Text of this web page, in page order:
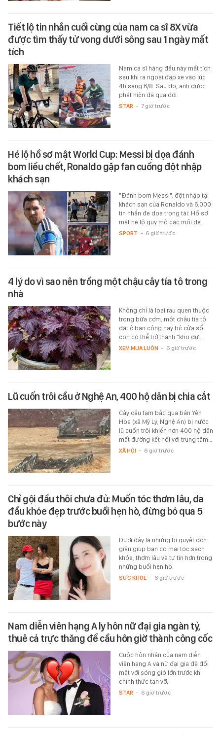
Tiết lộ tin nhắn cuối cùng của nam ca sĩ 8X vừa
được tìm thấy tử vong dưới sông sau 1 ngày mất
tích
Nam ca sĩ hàng đầu này mất tích
sau khi ra ngoài đạp xe vào lúc
4h sáng 6/8. Sau đó, anh được
phát hiện đã qua đời.
STAR - 7 giờ trước
Hé lộ hồ sơ mật World Cup: Messi bị dọa đánh
bom liều chết, Ronaldo gặp fan cuồng đột nhập
khách sạn
"Đánh bom Messi", đột nhập tại
khách sạn của Ronaldo và 6.000
tin nhắn đe dọa trọng tài: Hồ sơ
mật hé lộ quy mô các mối đe…
SPORT - 6 giờ trước
4 lý do vì sao nên trồng một chậu cây tía tô trong
nhà
Không chỉ là loại rau quen thuộc
trong bữa cơm, một chậu tía tô
đặt ở ban công hay bệ cửa sổ
còn có thể trở thành “kho dự…
XEM MUA LUÔN - 6 giờ trước
Lũ cuốn trôi cầu ở Nghệ An, 400 hộ dân bị chia cắt
Cây cầu tạm bắc qua bản Yên
Hòa (xã Mỹ Lý, Nghệ An) bị nước
lũ cuốn trôi khiến hơn 400 hộ dân
mất đường kết nối với trung tâm…
XÃ HỘI - 6 giờ trước
Chỉ gội đầu thôi chưa đủ: Muốn tóc thơm lâu, da
đầu khỏe đẹp trước buổi hẹn hò, đừng bỏ qua 5
bước này
Dưới đây là những bí quyết đơn
giản giúp bạn có mái tóc sạch
khỏe, thơm lâu và tự tin hơn trong
những buổi hẹn hò.
SỨC KHỎE - 6 giờ trước
Nam diễn viên hạng A ly hôn nữ đại gia ngàn tỷ,
thuê cả trực thăng để cầu hôn giờ thành công cốc
Cuộc hôn nhân của nam diễn
viên hạng A và nữ đại gia đã đối
mặt với sóng gió lớn trước khi
chính thức tan vỡ.
STAR - 6 giờ trước